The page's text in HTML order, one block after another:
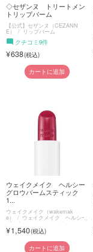
◇セザンヌ トリートメン
トリップバーム
【公式】セザンヌ（CEZANN
E） リップバーム
クチコミ9件
638
カートに追加
ウェイクメイク ヘルシー
グロウバームスティック
1...
ウェイクメイク（wakemak
e） ウェイクメイク ヘルシー
グロウバームスティック
1,540
カートに追加